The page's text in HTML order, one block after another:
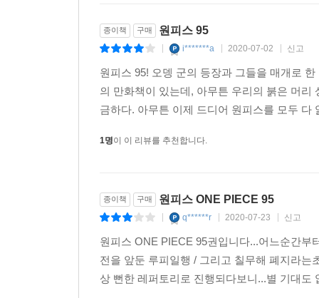
종이책 구매 원피스 95
i*******a 2020-07-02 신고
원피스 95! 오뎅 군의 등장과 그들을 매개로
의 만화책이 있는데, 아무튼 우리의 붉은 머
금하다. 아무튼 이제 드디어 원피스를 모두
1명이 이 리뷰를 추천합니다.
종이책 구매 원피스 ONE PIECE 95
q******r 2020-07-23 신고
원피스 ONE PIECE 95권입니다...어느순간
전을 앞둔 루피일행 / 그리고 칠무해 폐지라
상 뻔한 레퍼토리로 진행되다보니...별 기대